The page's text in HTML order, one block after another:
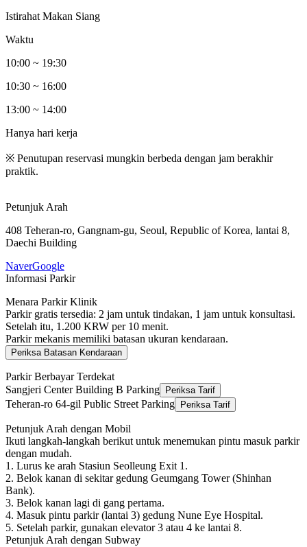
Istirahat Makan Siang
Waktu
10:00 ~ 19:30
10:30 ~ 16:00
13:00 ~ 14:00
Hanya hari kerja
※ Penutupan reservasi mungkin berbeda dengan jam berakhir
praktik.
Petunjuk Arah
408 Teheran-ro, Gangnam-gu, Seoul, Republic of Korea, lantai 8,
Daechi Building
NaverGoogle
Informasi Parkir
Menara Parkir Klinik
Parkir gratis tersedia: 2 jam untuk tindakan, 1 jam untuk konsultasi.
Setelah itu, 1.200 KRW per 10 menit.
Parkir mekanis memiliki batasan ukuran kendaraan.
Periksa Batasan Kendaraan
Parkir Berbayar Terdekat
Sangjeri Center Building B Parking
Periksa Tarif
Teheran-ro 64-gil Public Street Parking Periksa Tarif
Petunjuk Arah dengan Mobil
Ikuti langkah-langkah berikut untuk menemukan pintu masuk parkir
dengan mudah.
1 . Lurus ke arah Stasiun Seolleung Exit 1.
2. Belok kanan di sekitar gedung Geumgang Tower (Shinhan
Bank).
3. Belok kanan lagi di gang pertama.
4. Masuk pintu parkir (lantai 3) gedung Nune Eye Hospital.
5. Setelah parkir, gunakan elevator 3 atau 4 ke lantai 8.
Petunjuk Arah dengan Subway